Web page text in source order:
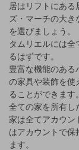
居はリフトにあ
ズ・マーチの大き
を選びましょう。
タムリエルには
るはずです。
豊富な機能のある
の家具や装飾を使
ることができます。
全ての家を所有し
家は全てアカウン
はアカウントで保
ます。